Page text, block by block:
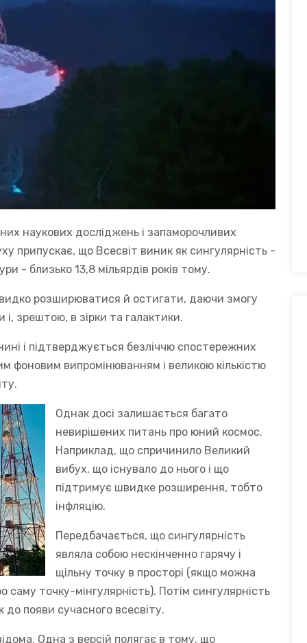
наукових досліджень і запаморочливих
припускає, що Всесвіт виник як сингулярність -
- близько 13,8 мільярдів років тому.
розширюватися й остигати, даючи змогу
зрештою, в зірки та галактики.
і підтверджується безліччю спостережних
фоновим випромінюванням і великою кількістю
Однак досі залишається багато
невирішених питань про юний космос.
Наприклад, що спричинило Великий
вибух, що існувало до нього і що
підтримує швидке розширення, тобто
інфляцію.
Передбачається, що сингулярність
являла собою нескінченно гарячу і
щільну точку в просторі (якщо можна
саму точку-мінгулярність). Потім сингулярність
появи сучасного всесвіту.
Одна з версій полягає в тому, що